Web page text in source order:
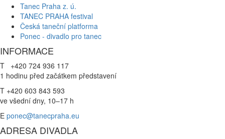
Tanec Praha z. ú.
TANEC PRAHA festival
Česká taneční platforma
Ponec - divadlo pro tanec
INFORMACE
T +420 724 936 117
1 hodinu před začátkem představení
T +420 603 843 593
ve všední dny, 10–17 h
E ponec@tanecpraha.eu
ADRESA DIVADLA